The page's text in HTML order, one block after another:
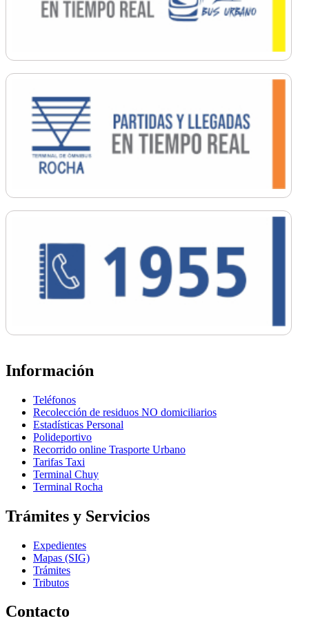
Salud
Secretaría General
Información
Teléfonos
Recolección de residuos NO domiciliarios
Estadísticas Personal
Polideportivo
Recorrido online Trasporte Urbano
Tarifas Taxi
Terminal Chuy
Terminal Rocha
Trámites y Servicios
Expedientes
Mapas (SIG)
Trámites
Tributos
Contacto